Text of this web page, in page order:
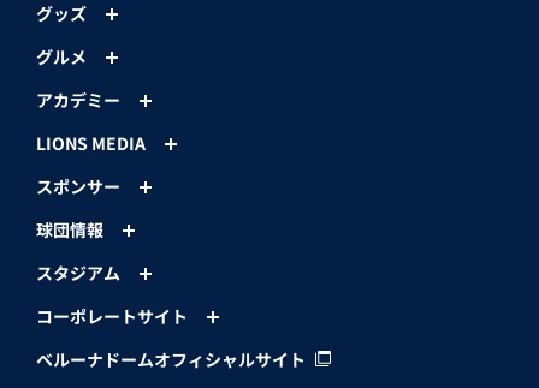
グッズ
グルメ
アカデミー
LIONS MEDIA
スポンサー
球団情報
スタジアム
コーポレートサイト
ベルーナドームオフィシャルサイト